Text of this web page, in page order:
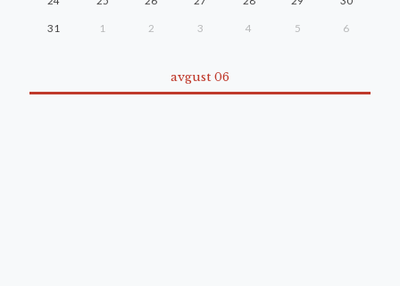
31 1 2 3 4 5 6
avgust 06